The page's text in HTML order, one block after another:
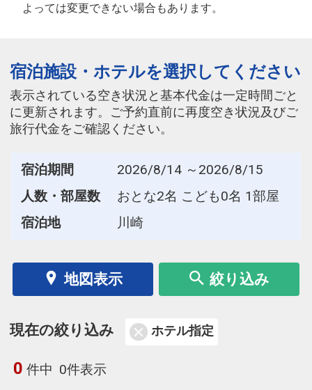
よっては変更できない場合もあります。
宿泊施設・ホテルを選択してください
表示されている空き状況と基本代金は一定時間ごと
に更新されます。ご予約直前に再度空き状況及びご
旅行代金をご確認ください。
宿泊期間
2026/8/14 ～2026/8/15
人数・部屋数
おとな2名 こども0名 1部屋
宿泊地
川崎
地図表示 絞り込み
現在の絞り込み ホテル指定
0 件中 0件表示